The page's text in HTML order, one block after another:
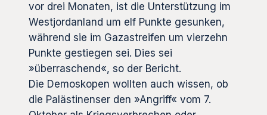
vor drei Monaten, ist die Unterstützung im
Westjordanland um elf Punkte gesunken,
während sie im Gazastreifen um vierzehn
Punkte gestiegen sei. Dies sei
»überraschend«, so der Bericht.
Die Demoskopen wollten auch wissen, ob
die Palästinenser den »Angriff« vom 7.